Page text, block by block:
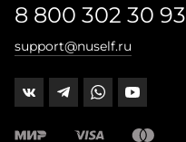
8 800 302 30 93
support@nuself.ru